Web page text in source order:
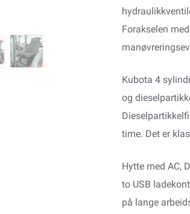
Forakselen
Kubota 4
og
time. Det er
Hytte med AC,
to USB
på lange